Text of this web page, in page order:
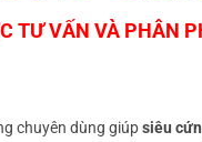
chuyên dùng giúpsiêu